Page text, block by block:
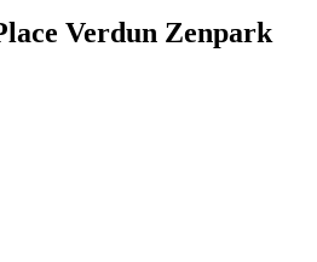
Verdun Zenpark